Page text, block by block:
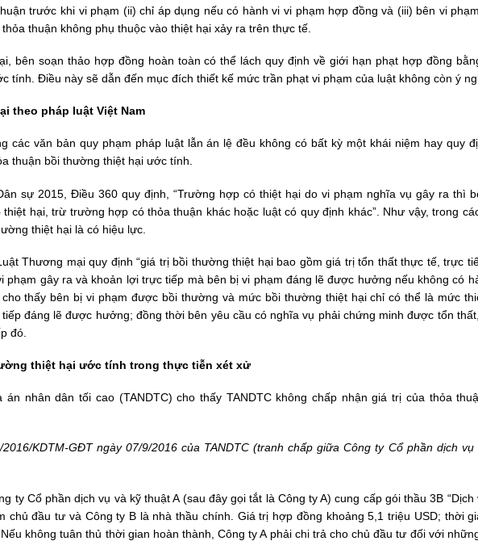
trước khi vi phạm (ii) chỉ áp dụng nếu có hành vi vi phạm hợp đồng và (iii) bên vi
thuận không phụ thuộc vào thiệt hại xảy ra trên thực tế.
bên soạn thảo hợp đồng hoàn toàn có thể lách quy định về giới hạn phạt hợp đồng
tính. Điều này sẽ dẫn đến mục đích thiết kế mức trần phạt vi phạm của luật không còn ý
theo pháp luật Việt Nam
các văn bản quy phạm pháp luật lẫn án lệ đều không có bất kỳ một khái niệm hay quy
thuận bồi thường thiệt hại ước tính.
sự 2015, Điều 360 quy định, “Trường hợp có thiệt hại do vi phạm nghĩa vụ gây ra thì
hại, trừ trường hợp có thỏa thuận khác hoặc luật có quy định khác”. Như vậy, trong
thiệt hại là có hiệu lực.
Thương mại quy định “giá trị bồi thường thiệt hại bao gồm giá trị tổn thất thực tế, trực
phạm gây ra và khoản lợi trực tiếp mà bên bị vi phạm đáng lẽ được hưởng nếu không có
thấy bên bị vi phạm được bồi thường và mức bồi thường thiệt hại chỉ có thể là mức
đáng lẽ được hưởng; đồng thời bên yêu cầu có nghĩa vụ phải chứng minh được tổn
đó.
thiệt hại ước tính trong thực tiễn xét xử
nhân dân tối cao (TANDTC) cho thấy TANDTC không chấp nhận giá trị của thỏa
KDTM-GĐT ngày 07/9/2016 của TANDTC (tranh chấp giữa Công ty Cổ phần dịch vụ
ty Cổ phần dịch vụ và kỹ thuật A (sau đây gọi tắt là Công ty A) cung cấp gói thầu 3B “Dịch
chủ đầu tư và Công ty B là nhà thầu chính. Giá trị hợp đồng khoảng 5,1 triệu USD; thời
không tuân thủ thời gian hoàn thành, Công ty A phải chi trả cho chủ đầu tư đối với